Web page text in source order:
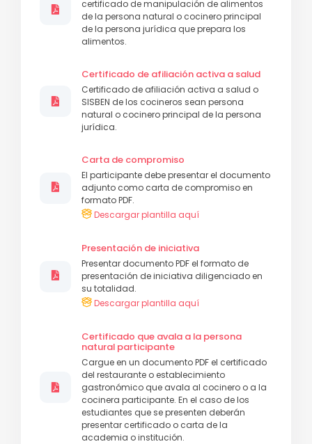
certificado de manipulación de alimentos
de la persona natural o cocinero principal
de la persona jurídica que prepara los
alimentos.
Certificado de afiliación activa a salud
Certificado de afiliación activa a salud o
SISBEN de los cocineros sean persona
natural o cocinero principal de la persona
jurídica.
Carta de compromiso
El participante debe presentar el documento
adjunto como carta de compromiso en
formato PDF.
Descargar plantilla aquí
Presentación de iniciativa
Presentar documento PDF el formato de
presentación de iniciativa diligenciado en
su totalidad.
Descargar plantilla aquí
Certificado que avala a la persona
natural participante
Cargue en un documento PDF el certificado
del restaurante o establecimiento
gastronómico que avala al cocinero o a la
cocinera participante. En el caso de los
estudiantes que se presenten deberán
presentar certificado o carta de la
academia o institución.